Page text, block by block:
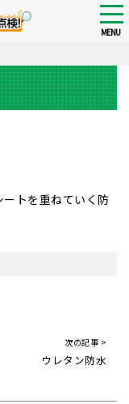
MENU
トを重ねていく防
次の記事 >
ウレタン防水